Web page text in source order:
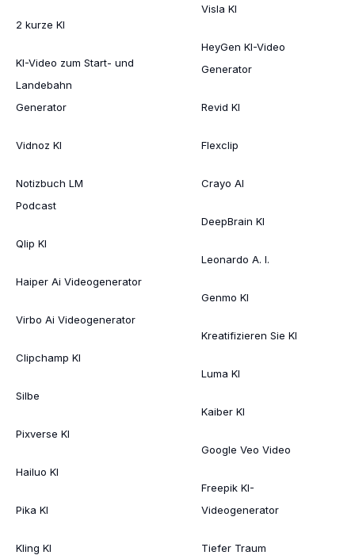
2 kurze KI
KI-Video zum Start- und
Landebahn
Generator
Vidnoz KI
Notizbuch LM
Podcast
Qlip KI
Haiper Ai Videogenerator
Virbo Ai Videogenerator
Clipchamp KI
Silbe
Pixverse KI
Hailuo KI
Pika KI
Kling KI
Visla KI
HeyGen KI-Video
Generator
Revid KI
Flexclip
Crayo AI
DeepBrain KI
Leonardo A. I.
Genmo KI
Kreatifizieren Sie KI
Luma KI
Kaiber KI
Google Veo Video
Freepik KI-
Videogenerator
Tiefer Traum